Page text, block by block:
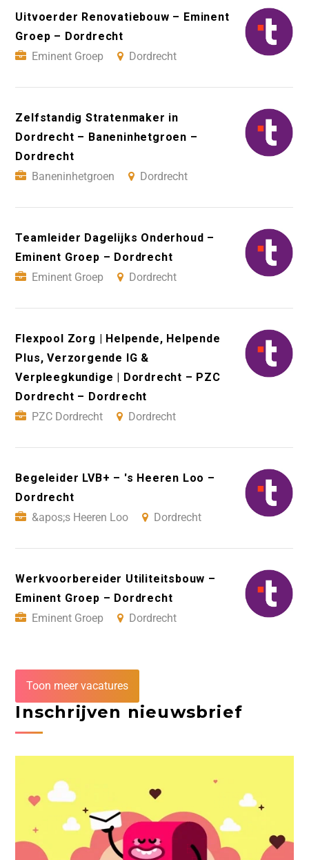
Uitvoerder Renovatiebouw – Eminent
Groep – Dordrecht
Eminent Groep
Dordrecht
Zelfstandig Stratenmaker in
Dordrecht – Baneninhetgroen –
Dordrecht
Baneninhetgroen
Dordrecht
Teamleider Dagelijks Onderhoud –
Eminent Groep – Dordrecht
Eminent Groep
Dordrecht
Flexpool Zorg | Helpende, Helpende
Plus, Verzorgende IG &
Verpleegkundige | Dordrecht – PZC
Dordrecht – Dordrecht
PZC Dordrecht
Dordrecht
Begeleider LVB+ – 's Heeren Loo –
Dordrecht
&apos;s Heeren Loo
Dordrecht
Werkvoorbereider Utiliteitsbouw –
Eminent Groep – Dordrecht
Eminent Groep
Dordrecht
Toon meer vacatures
Inschrijven nieuwsbrief